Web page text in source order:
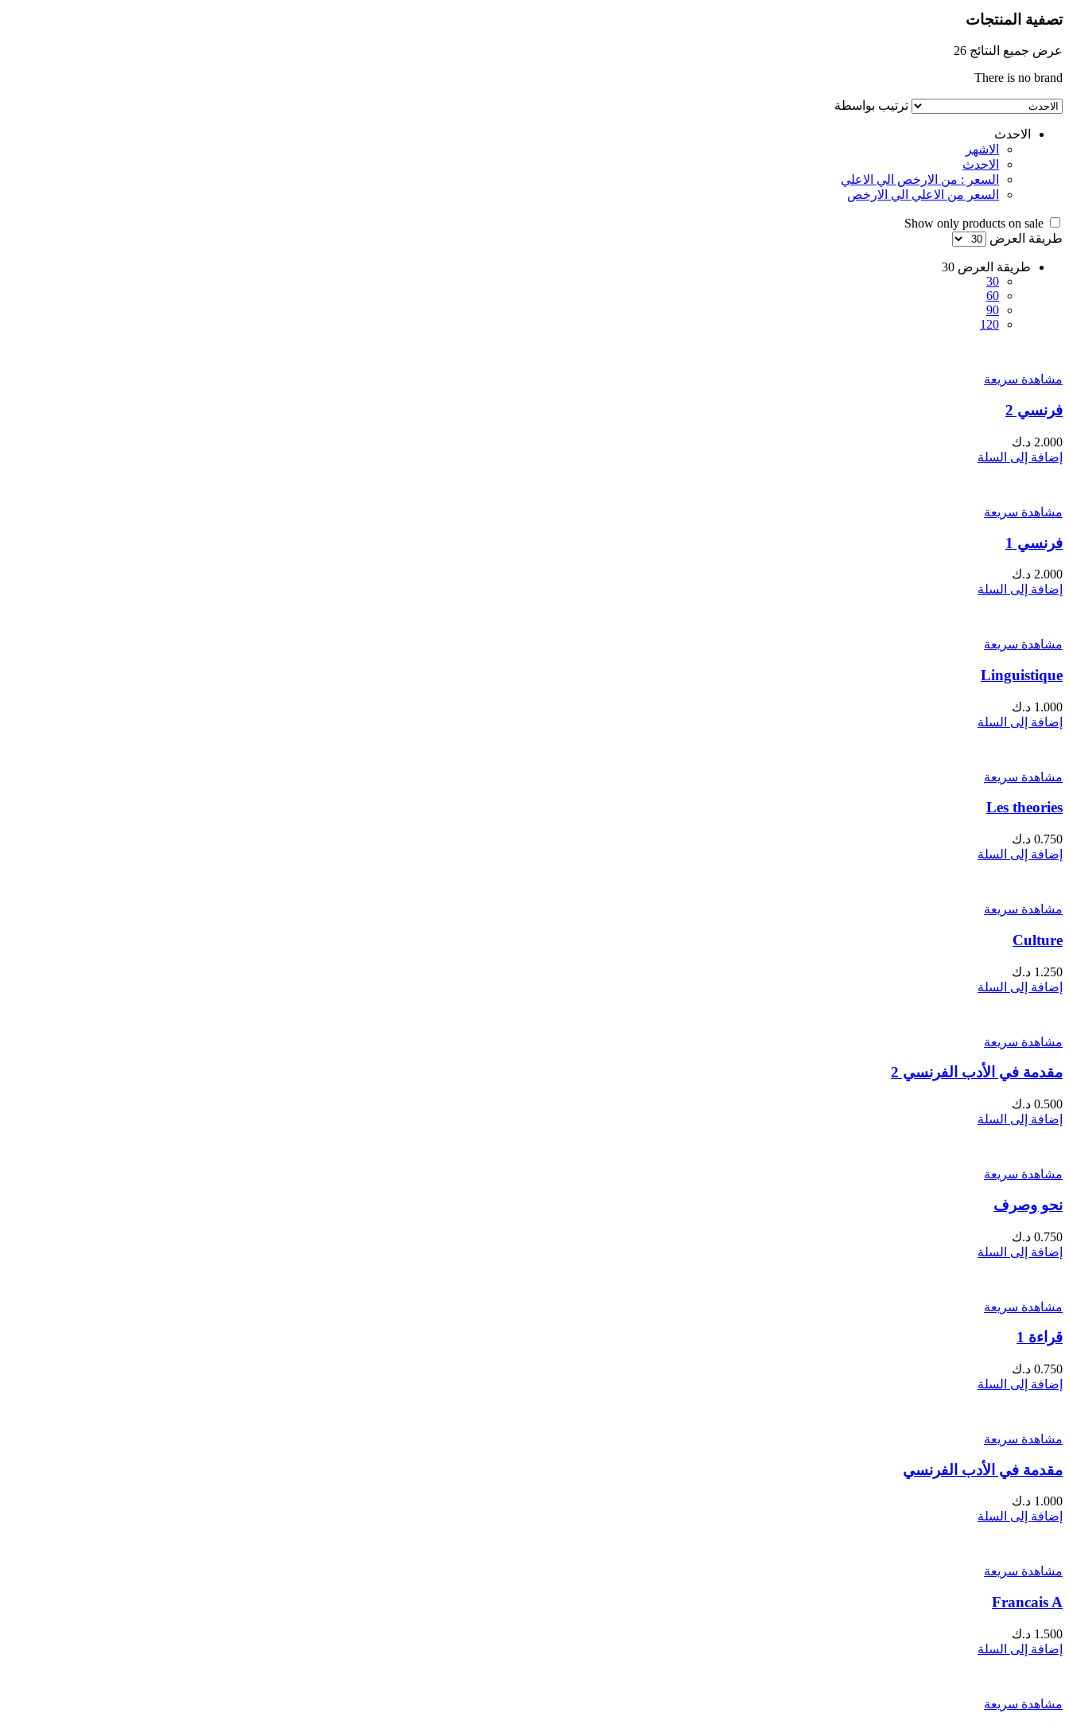
تصفية المنتجات
عرض جميع النتائج 26
There is no brand
ترتيب بواسطة
الاحدث
الاشهر
الاحدث
السعر : من الارخص الي الاعلي
السعر من الاعلي الي الارخص
طريقة العرض
طريقة العرض 30
30
60
90
120
مشاهدة سريعة
فرنسي 2
2.000 د.ك
إضافة إلى السلة
مشاهدة سريعة
فرنسي 1
2.000 د.ك
إضافة إلى السلة
مشاهدة سريعة
Linguistique
1.000 د.ك
إضافة إلى السلة
مشاهدة سريعة
Les theories
0.750 د.ك
إضافة إلى السلة
مشاهدة سريعة
Culture
1.250 د.ك
إضافة إلى السلة
مشاهدة سريعة
مقدمة في الأدب الفرنسي 2
0.500 د.ك
إضافة إلى السلة
مشاهدة سريعة
نحو وصرف
0.750 د.ك
إضافة إلى السلة
مشاهدة سريعة
قراءة 1
0.750 د.ك
إضافة إلى السلة
مشاهدة سريعة
مقدمة في الأدب الفرنسي
1.000 د.ك
إضافة إلى السلة
مشاهدة سريعة
Francais A
1.500 د.ك
إضافة إلى السلة
مشاهدة سريعة